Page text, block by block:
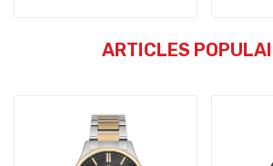
ARTICLES